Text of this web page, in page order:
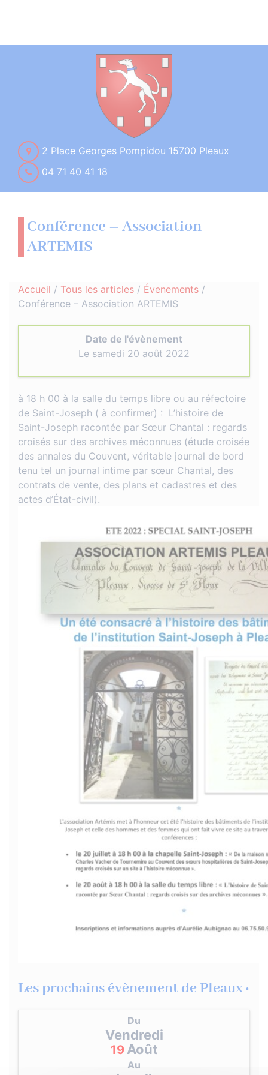
2 Place Georges Pompidou 15700 Pleaux
04 71 40 41 18
Conférence – Association
ARTEMIS
Accueil / Tous les articles / Évenements /
Conférence – Association ARTEMIS
Date de l'évènement
Le samedi 20 août 2022
à 18 h 00 à la salle du temps libre ou au réfectoire
de Saint-Joseph ( à confirmer) : L’histoire de
Saint-Joseph racontée par Sœur Chantal : regards
croisés sur des archives méconnues (étude croisée
des annales du Couvent, véritable journal de bord
tenu tel un journal intime par sœur Chantal, des
contrats de vente, des plans et cadastres et des
actes d’État-civil).
Les prochains évènement de Pleaux :
Du
Vendredi
19 Août
Au